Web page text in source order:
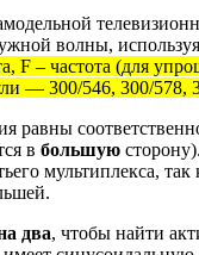
волны,
F – частота (для
— 300/546, 300/578,
равны
в большую
мультиплекса, так
два, чтобы найти